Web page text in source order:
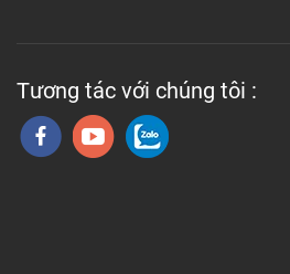
Tương tác với chúng tôi :